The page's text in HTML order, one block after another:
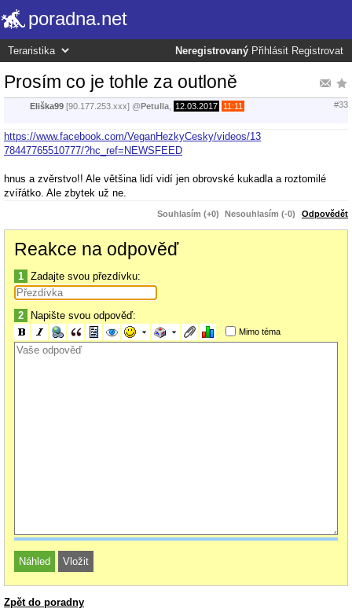
poradna.net
Neregistrovaný Přihlásit Registrovat
Prosím co je tohle za outloně
Eliška99 [90.177.253.xxx] @Petulla 12.03.2017 11:11 #33
https://www.facebook.com/VeganHezkyCesky/videos/13
78447765510777/?hc_ref=NEWSFEED
hnus a zvěrstvo!! Ale většina lidí vidí jen obrovské kukadla a roztomilé
zvířátko. Ale zbytek už ne.
Souhlasím (+0) Nesouhlasím (-0) Odpovědět
Reakce na odpověď
1 Zadajte svou přezdívku:
2 Napište svou odpověď:
Mimo téma
Zpět do poradny